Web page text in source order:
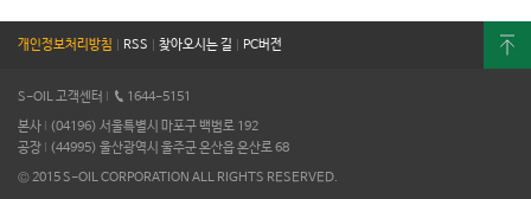
개인정보처리방침 RSS 찾아오시는 길 PC버전
S-OIL 고객센터 1644-5151
본사
(04196) 서울특별시 마포구 백범로 192
공장
(44995) 울산광역시 울주군 온산읍 온산로 68
© 2015 S-OIL CORPORATION ALL RIGHTS RESERVED.